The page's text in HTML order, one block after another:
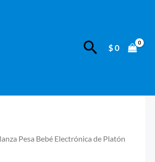
Buscar
$0
Pesa Bebé Electrónica de Platón